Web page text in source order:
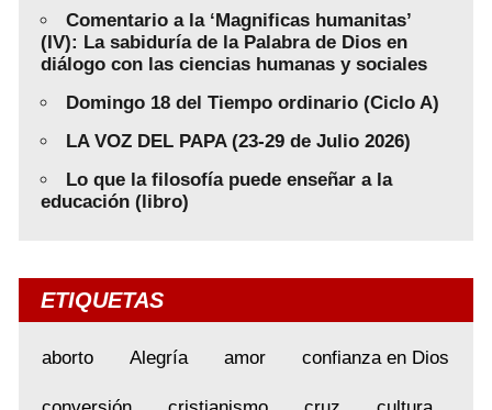
Comentario a la ‘Magnificas humanitas’
(IV): La sabiduría de la Palabra de Dios en
diálogo con las ciencias humanas y sociales
Domingo 18 del Tiempo ordinario (Ciclo A)
LA VOZ DEL PAPA (23-29 de Julio 2026)
Lo que la filosofía puede enseñar a la
educación (libro)
ETIQUETAS
aborto Alegría amor confianza en Dios